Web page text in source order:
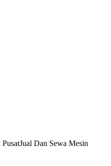
Dan Sewa Mesin